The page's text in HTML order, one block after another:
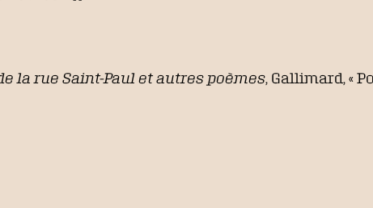
la rue Saint-Paul et autres poèmes, Gallimard, «